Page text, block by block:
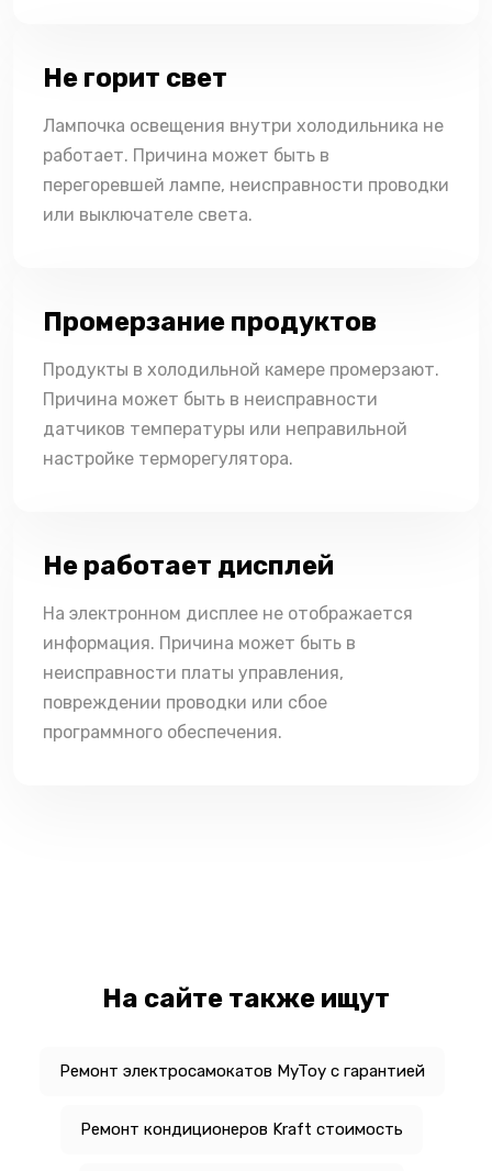
Не горит свет
Лампочка освещения внутри холодильника не
работает. Причина может быть в
перегоревшей лампе, неисправности проводки
или выключателе света.
Промерзание продуктов
Продукты в холодильной камере промерзают.
Причина может быть в неисправности
датчиков температуры или неправильной
настройке терморегулятора.
Не работает дисплей
На электронном дисплее не отображается
информация. Причина может быть в
неисправности платы управления,
повреждении проводки или сбое
программного обеспечения.
На сайте также ищут
Ремонт электросамокатов MyToy с гарантией
Ремонт кондиционеров Kraft стоимость